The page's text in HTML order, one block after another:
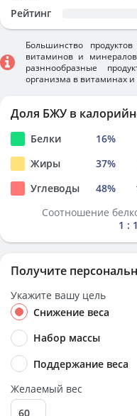
Рейтинг
Большинство
витаминов и
разннообразные
организма в витаминах
Доля БЖУ в
Белки 16%
Жиры
37%
Углеводы
48%
Соотношение
1 :
Получите
Укажите вашу цель
Снижение веса
Набор массы
Поддержание веса
Желаемый вес